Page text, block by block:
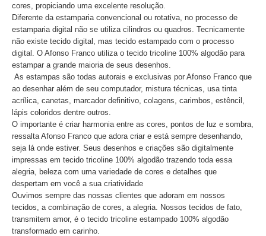
cores, propiciando uma excelente resolução.
Diferente da estamparia convencional ou rotativa, no processo de
estamparia digital não se utiliza cilindros ou quadros. Tecnicamente
não existe tecido digital, mas tecido estampado com o processo
digital. O Afonso Franco utiliza o tecido tricoline 100% algodão para
estampar a grande maioria de seus desenhos.
As estampas são todas autorais e exclusivas por Afonso Franco que
ao desenhar além de seu computador, mistura técnicas, usa tinta
acrílica, canetas, marcador definitivo, colagens, carimbos, estêncil,
lápis coloridos dentre outros.
O importante é criar harmonia entre as cores, pontos de luz e sombra,
ressalta Afonso Franco que adora criar e está sempre desenhando,
seja lá onde estiver. Seus desenhos e criações são digitalmente
impressas em tecido tricoline 100% algodão trazendo toda essa
alegria, beleza com uma variedade de cores e detalhes que
despertam em você a sua criatividade
Ouvimos sempre das nossas clientes que adoram em nossos
tecidos, a combinação de cores, a alegria. Nossos tecidos de fato,
transmitem amor, é o tecido tricoline estampado 100% algodão
transformado em carinho.